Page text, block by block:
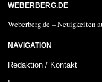
WEBERBERG.DE
Weberberg.de – Neuigkeiten
NAVIGATION
Redaktion / Kontakt